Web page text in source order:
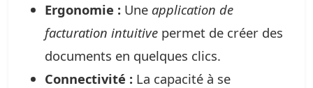
Ergonomie : Une application de
facturation intuitive permet de créer des
documents en quelques clics.
Connectivité : La capacité à se